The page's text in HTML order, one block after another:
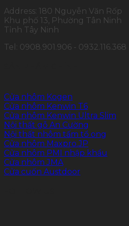
Address: 180 Nguyễn Văn Rốp
Khu phố 13, Phường Tân Ninh
Tỉnh Tây Ninh
Tel: 0908.901.906 - 0932.116.368
Cửa nhôm Kogen
Cửa nhôm Kenwin T6
Cửa nhôm Kenwin Ultra Slim
Nội thất gỗ An Cường
Nội thất nhôm tấm tổ ong
Cửa nhôm Maxpro.JP
Cửa nhôm PMI nhập khẩu
Cửa nhôm JMA
Cửa cuốn Austdoor